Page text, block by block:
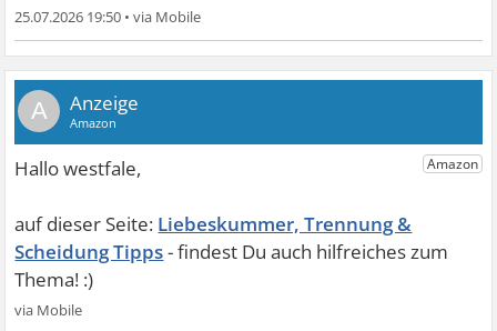
25.07.2026 19:50 •
A
Liebeskummer, Trennung &
Scheidung Tipps